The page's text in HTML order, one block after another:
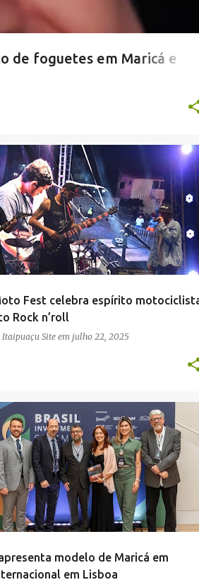
de foguetes em Maricá e
Fest celebra espírito
Rock n’roll
Itaipuaçu Site em julho 22, 2025
modelo de Maricá em
em Lisboa
SUMMIT +6